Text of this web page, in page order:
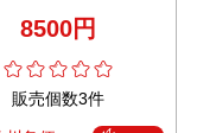
8500円
販売個数3件